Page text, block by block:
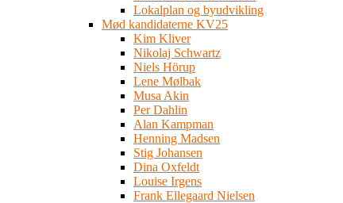
Lokalplan og byudvikling
Mød kandidaterne KV25
Kim Kliver
Nikolaj Schwartz
Niels Hörup
Lene Mølbak
Musa Akin
Per Dahlin
Alan Kampman
Henning Madsen
Stig Johansen
Dina Oxfeldt
Louise Irgens
Frank Ellegaard Nielsen